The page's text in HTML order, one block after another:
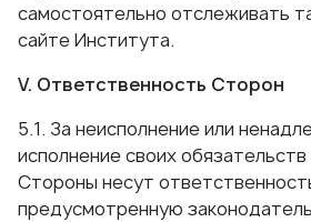
самостоятельно отслеживать
сайте Института.
V. Ответственность Сторон
5.1. За неисполнение или
исполнение своих
Стороны несут
предусмотренную